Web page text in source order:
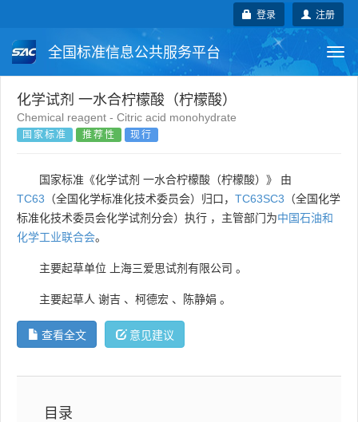
注册
登录
全国标准信息公共服务平台
国家标准 行业标准
团体标准
国外标准 技术委员会
化学试剂 一水合柠檬酸（柠檬酸）
Chemical reagent - Citric acid monohydrate
国家标准 推荐性 现行
国家标准《化学试剂 一水合柠檬酸（柠檬酸）》 由
TC63 （全国化学标准化技术委员会）归口， TC63SC3 （全国化学
标准化技术委员会化学试剂分会）执行 ，主管部门为中国石油和
化学工业联合会。
主要起草单位 上海三爱思试剂有限公司 。
主要起草人 谢吉 、 柯德宏 、 陈静娟 。
查看全文 意见建议
目录